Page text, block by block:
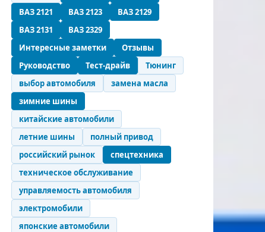
ВАЗ 2121
ВАЗ 2123
ВАЗ 2129
ВАЗ 2131
ВАЗ 2329
Интересные заметки
Отзывы
Руководство
Тест-драйв
Тюнинг
выбор автомобиля
замена масла
зимние шины
китайские автомобили
летние шины
полный привод
российский рынок
спецтехника
техническое обслуживание
управляемость автомобиля
электромобили
японские автомобили